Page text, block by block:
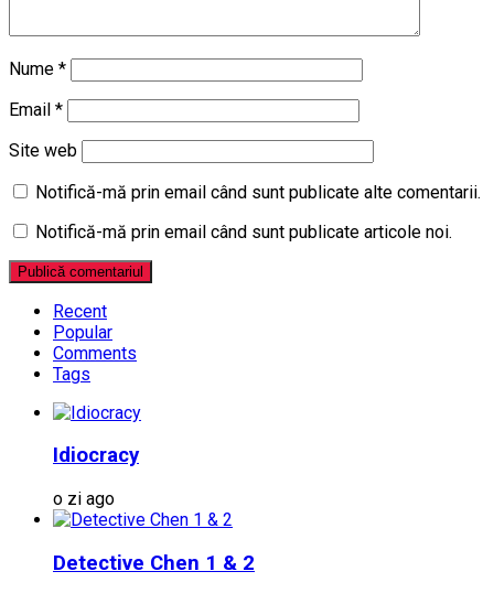
Nume *
Email *
Site web
Notifică-mă prin email când sunt publicate alte comentarii.
Notifică-mă prin email când sunt publicate articole noi.
Recent
Popular
Comments
Tags
Idiocracy
o zi ago
Detective Chen 1 & 2